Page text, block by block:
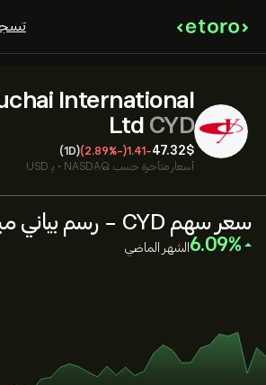
International
Ltd CYD
47.32‎$‎
-1.41
(-2.89%)
(1D)
أسعار متأخرة حسب NASDAQ
• بـ USD
سعر سهم CYD - رسم بياني مباشر
‎6.09‎ الشهر الماضي